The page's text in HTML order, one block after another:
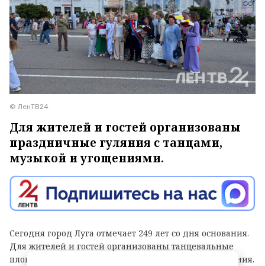
© ЛенТВ24
Для жителей и гостей организованы
праздничные гуляния с танцами,
музыкой и угощениями.
Сегодня город Луга отмечает 249 лет со дня основания.
Для жителей и гостей организованы танцевальные
площадки, выступления духовых оркестров и угощения.